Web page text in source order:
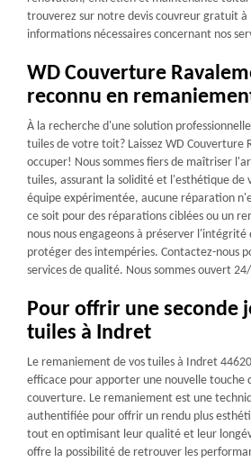
trouverez sur notre devis couvreur gratuit
informations nécessaires concernant nos
WD Couverture
reconnu en
À la recherche d'une solution
tuiles de votre toit? Laissez WD Couverture
occuper! Nous sommes fiers de maîtriser
tuiles, assurant la solidité et l'esthétique
équipe expérimentée, aucune réparation
ce soit pour des réparations ciblées ou un
nous nous engageons à préserver
protéger des intempéries. Contactez-nous
services de qualité. Nous sommes ouvert
Pour offrir une seconde
tuiles à Indret
Le remaniement de vos tuiles à Indret
efficace pour apporter une nouvelle touche
couverture. Le remaniement est une
authentifiée pour offrir un rendu plus
tout en optimisant leur qualité et leur
offre la possibilité de retrouver les